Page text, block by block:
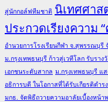
สู่นักกอล์ฟทีมชาติ นิเทศศาส
ประกวดเรียงความ
อำนวยการโรงเรียนกีฬา จ.สุพรรณบุ
ม.กรุงเทพธนบุรี ก้าวสู่เวทีโลก รับราง
เอกชนระดับสากล ม.กรุงเทพธนบุรี แ
อธิการบดี ในโอกาสที่ได้รับเกียรติดำ
มกธ. จัดพิธีถวายความอาลัยเบื้องหน้